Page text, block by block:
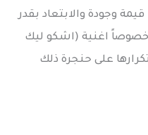
وجودة والابتعاد بقدر
خصوصاً اغنية (اشكو ليك
على حنجرة ذلك